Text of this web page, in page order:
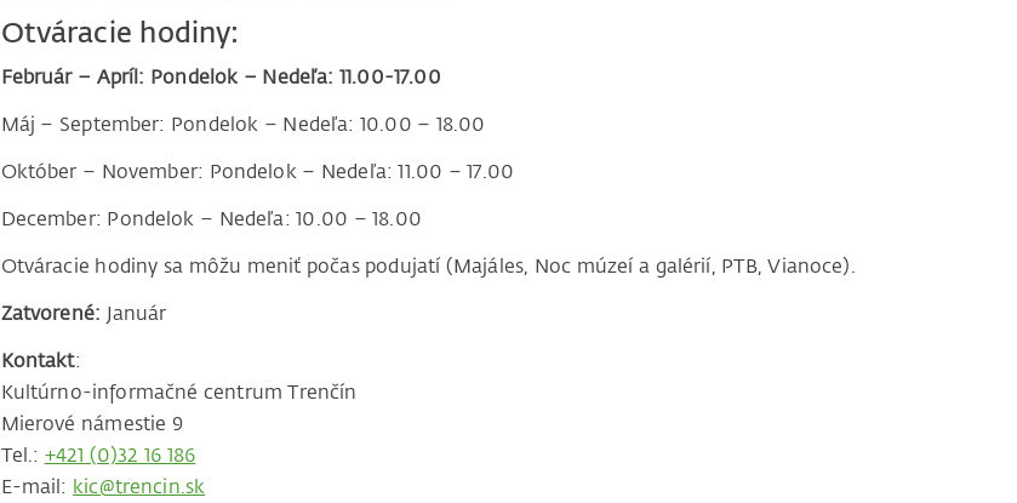
Otváracie hodiny:
Február – Apríl: Pondelok – Nedeľa: 11.00-17.00
Máj – September: Pondelok – Nedeľa: 10.00 – 18.00
Október – November: Pondelok – Nedeľa: 11.00 – 17.00
December: Pondelok – Nedeľa: 10.00 – 18.00
Otváracie hodiny sa môžu meniť počas podujatí (Majáles, Noc múzeí a galérií, PTB, Vianoce).
Zatvorené: Január
Kontakt:
Kultúrno-informačné centrum Trenčín
Mierové námestie 9
Tel.: +421 (0)32 16 186
E-mail: kic@trencin.sk